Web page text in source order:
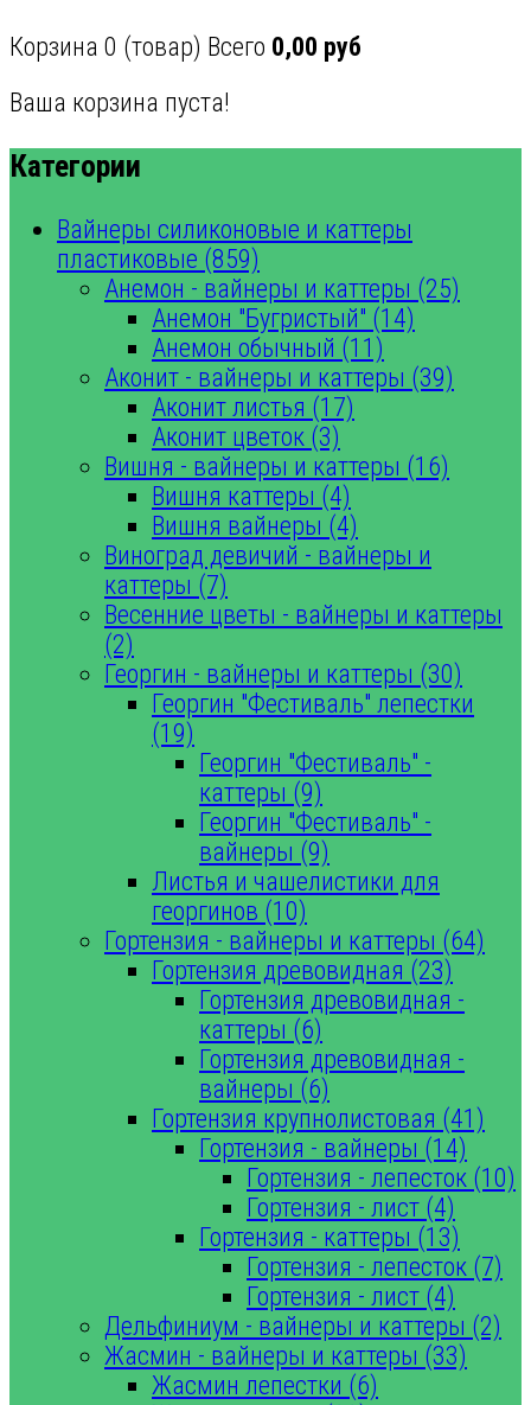
Корзина 0 (товар) Всего 0,00 руб
Ваша корзина пуста!
Категории
Вайнеры силиконовые и каттеры
пластиковые (859)
Анемон - вайнеры и каттеры (25)
Анемон "Бугристый" (14)
Анемон обычный (11)
Аконит - вайнеры и каттеры (39)
Аконит листья (17)
Аконит цветок (3)
Вишня - вайнеры и каттеры (16)
Вишня каттеры (4)
Вишня вайнеры (4)
Виноград девичий - вайнеры и
каттеры (7)
Весенние цветы - вайнеры и каттеры
(2)
Георгин - вайнеры и каттеры (30)
Георгин "Фестиваль" лепестки
(19)
Георгин "Фестиваль" -
каттеры (9)
Георгин "Фестиваль" -
вайнеры (9)
Листья и чашелистики для
георгинов (10)
Гортензия - вайнеры и каттеры (64)
Гортензия древовидная (23)
Гортензия древовидная -
каттеры (6)
Гортензия древовидная -
вайнеры (6)
Гортензия крупнолистовая (41)
Гортензия - вайнеры (14)
Гортензия - лепесток (10)
Гортензия - лист (4)
Гортензия - каттеры (13)
Гортензия - лепесток (7)
Гортензия - лист (4)
Дельфиниум - вайнеры и каттеры (2)
Жасмин - вайнеры и каттеры (33)
Жасмин лепестки (6)